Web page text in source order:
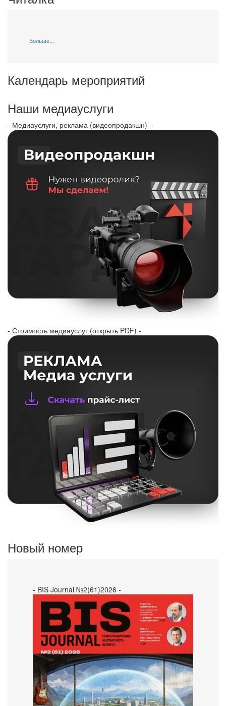
Больше...
Календарь мероприятий
Наши медиауслуги
- Медиауслуги, реклама (видеопродакшн) -
- Стоимость медиауслуг (открыть PDF) -
Новый номер
- BIS Journal №2(61)2026 -